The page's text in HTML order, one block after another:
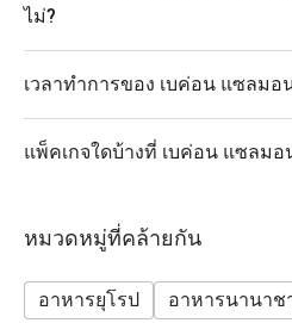
ไม่?
เวลาทำการของ เบค่อน แซลมอ
แพ็คเกจใดบ้างที่ เบค่อน แซลมอ
หมวดหมู่ที่คล้ายกัน
อาหารยุโรป อาหารนานาช